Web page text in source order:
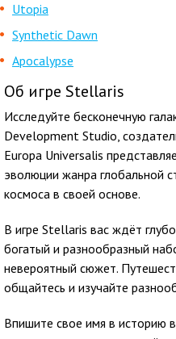
Utopia
Synthetic Dawn
Apocalypse
Об игре Stellaris
Исследуйте бесконечную
Development Studio,
Europa Universalis
эволюции жанра глобальной
космоса в своей основе.
В игре Stellaris вас ждёт
богатый и разнообразный
невероятный сюжет.
общайтесь и изучайте
Впишите свое имя в историю